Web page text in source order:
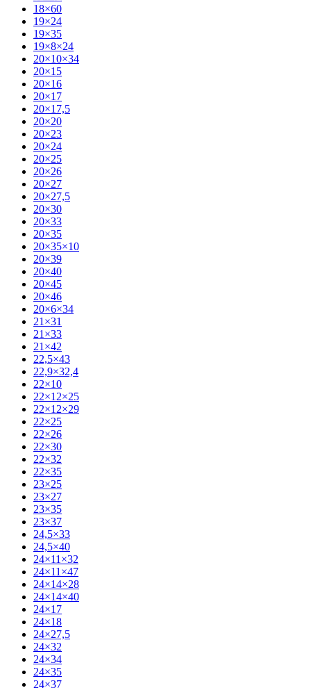
18×60
19×24
19×35
19×8×24
20×10×34
20×15
20×16
20×17
20×17,5
20×20
20×23
20×24
20×25
20×26
20×27
20×27,5
20×30
20×33
20×35
20×35×10
20×39
20×40
20×45
20×46
20×6×34
21×31
21×33
21×42
22,5×43
22,9×32,4
22×10
22×12×25
22×12×29
22×25
22×26
22×30
22×32
22×35
23×25
23×27
23×35
23×37
24,5×33
24,5×40
24×11×32
24×11×47
24×14×28
24×14×40
24×17
24×18
24×27,5
24×32
24×34
24×35
24×37